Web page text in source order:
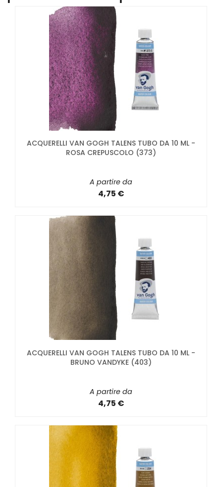
ACQUERELLI VAN GOGH TALENS TUBO DA 10 ML -
ROSA CREPUSCOLO (373)
A partire da
4,75 €
ACQUERELLI VAN GOGH TALENS TUBO DA 10 ML -
BRUNO VANDYKE (403)
A partire da
4,75 €